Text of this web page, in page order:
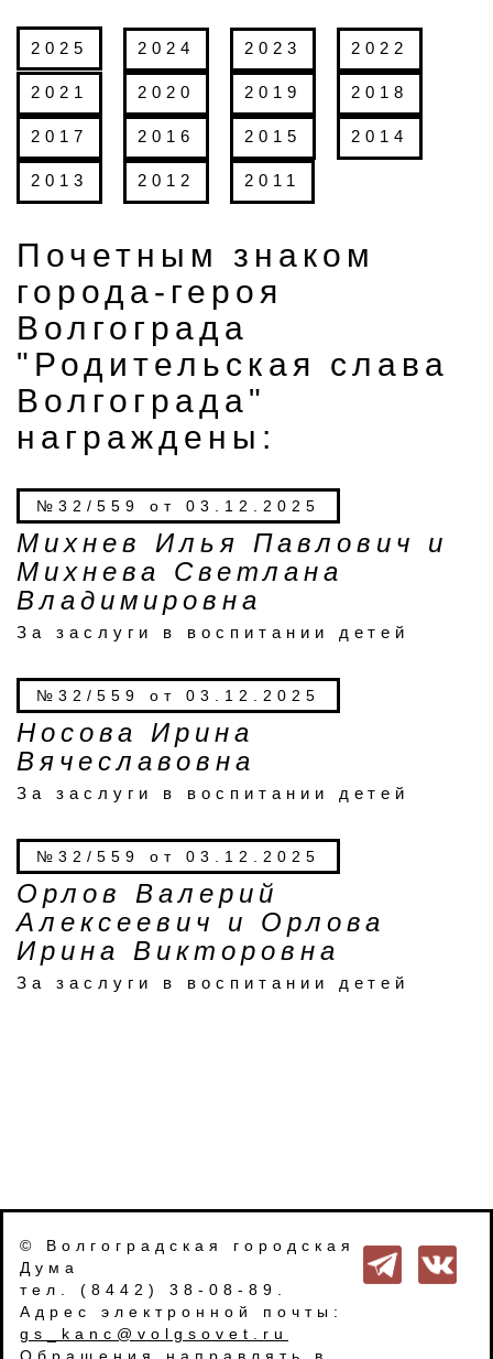
2025 2024 2023 2022
2021 2020 2019 2018
2017 2016 2015 2014
2013 2012 2011
Почетным знаком
города-героя
Волгограда
"Родительская слава
Волгограда"
награждены:
№32/559 от 03.12.2025
Михнев Илья Павлович и
Михнева Светлана
Владимировна
За заслуги в воспитании детей
№32/559 от 03.12.2025
Носова Ирина
Вячеславовна
За заслуги в воспитании детей
№32/559 от 03.12.2025
Орлов Валерий
Алексеевич и Орлова
Ирина Викторовна
За заслуги в воспитании детей
© Волгоградская городская
Дума
тел. (8442) 38-08-89.
Адрес электронной почты:
gs_kanc@volgsovet.ru
Обращения направлять в